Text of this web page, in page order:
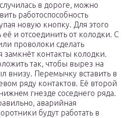
в дороге, можно
работоспособность
новую кнопку. Для этого
её и отсоединить от колодки. С
проволоки сделать
замкнёт контакты колодки.
так, чтобы вырез на
внизу. Перемычку вставить в
ряду контактов. Её второй
гнезде соседнего ряда.
аварийная
будут работать в